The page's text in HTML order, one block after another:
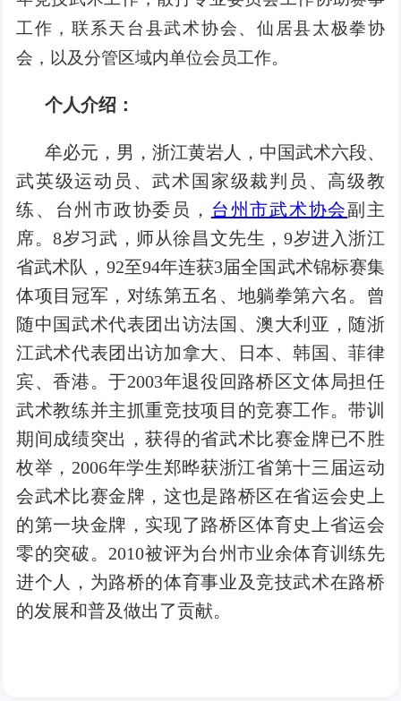
工作，联系天台县武术协会、仙居县太极拳协
会，以及分管区域内单位会员工作。
个人介绍：
牟必元，男，浙江黄岩人，中国武术六段、
武英级运动员、武术国家级裁判员、高级教
练、台州市政协委员， 台州市武术协会副主
席。8岁习武，师从徐昌文先生，9岁进入浙江
省武术队，92至94年连获3届全国武术锦标赛集
体项目冠军，对练第五名、地躺拳第六名。曾
随中国武术代表团出访法国、澳大利亚，随浙
江武术代表团出访加拿大、日本、韩国、菲律
宾、香港。于2003年退役回路桥区文体局担任
武术教练并主抓重竞技项目的竞赛工作。带训
期间成绩突出，获得的省武术比赛金牌已不胜
枚举，2006年学生郑晔获浙江省第十三届运动
会武术比赛金牌，这也是路桥区在省运会史上
的第一块金牌，实现了路桥区体育史上省运会
零的突破。2010被评为台州市业余体育训练先
进个人，为路桥的体育事业及竞技武术在路桥
的发展和普及做出了贡献。